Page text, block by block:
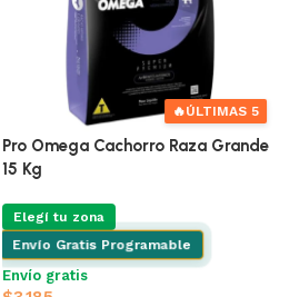
🔥ÚLTIMAS 5
Pro Omega Cachorro Raza Grande
15 Kg
Elegí tu zona
Envío Gratis Programable
Envío gratis